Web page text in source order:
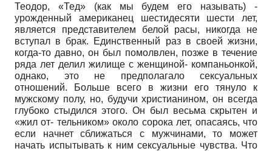
Теодор, «Тед» (как мы будем его называть) -
урожденный американец шестидесяти шести лет,
является представителем белой расы, никогда не
вступал в брак. Единственный раз в своей жизни,
когда-то давно, он был помолвлен, позже в течение
ряда лет делил жилище с женщиной- компаньонкой,
однако, это не предполагало сексуальных
отношений. Больше всего в жизни его тянуло к
мужскому полу, но, будучи христианином, он всегда
глубоко стыдился этого. Он был весьма скрытен и
«жил от- тельником» около сорока лет, опасаясь, что
если начнет сближаться с мужчинами, то может
начать испытывать к ним сексуальные чувства. Что